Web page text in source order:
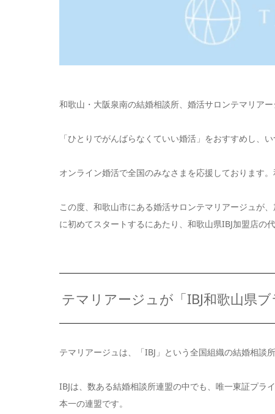
和歌山・大阪泉南の結婚相談所、婚活サロンテマリアー
「ひとりでがんばらなくていい婚活」をおすすめし、
オンライン婚活で全国のみなさまを応援しております
この度、和歌山市にある婚活サロンテマリアージュが
に初めてスタートするにあたり、和歌山県IBJ加盟店の
テマリアージュが「IBJ和歌山県
テマリアージュは、「IBJ」という全国組織の結婚相談
IBJは、数ある結婚相談所連盟の中でも、唯一東証プラ
本一の連盟です。